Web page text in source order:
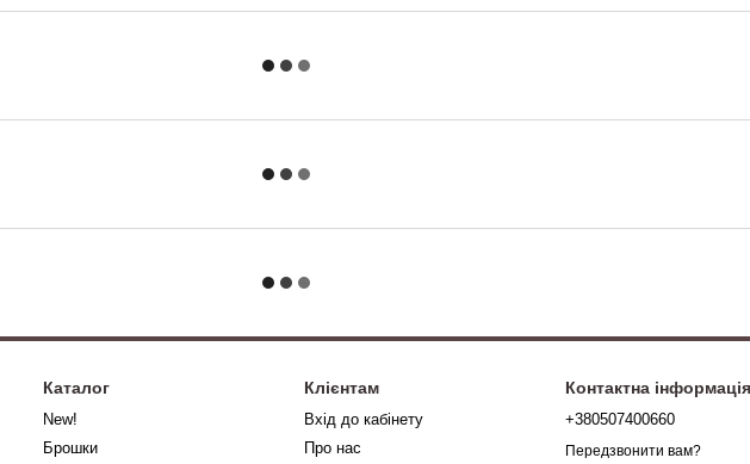
Каталог
New!
Брошки
Клієнтам
Вхід до кабінету
Про нас
Контактна інформація
+380507400660
Передзвонити вам?